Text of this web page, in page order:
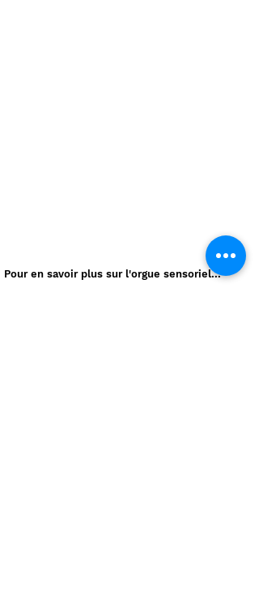
Pour en savoir plus sur l'orgue sensoriel...